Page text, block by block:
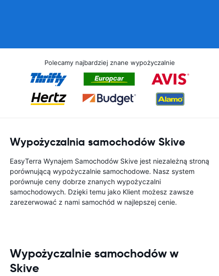
Polecamy najbardziej znane wypożyczalnie
Wypożyczalnia samochodów Skive
EasyTerra Wynajem Samochodów Skive jest niezależną stroną
porównującą wypożyczalnie samochodowe. Nasz system
porównuje ceny dobrze znanych wypożyczalni
samochodowych. Dzięki temu jako Klient możesz zawsze
zarezerwować z nami samochód w najlepszej cenie.
Wypożyczalnie samochodów w
Skive